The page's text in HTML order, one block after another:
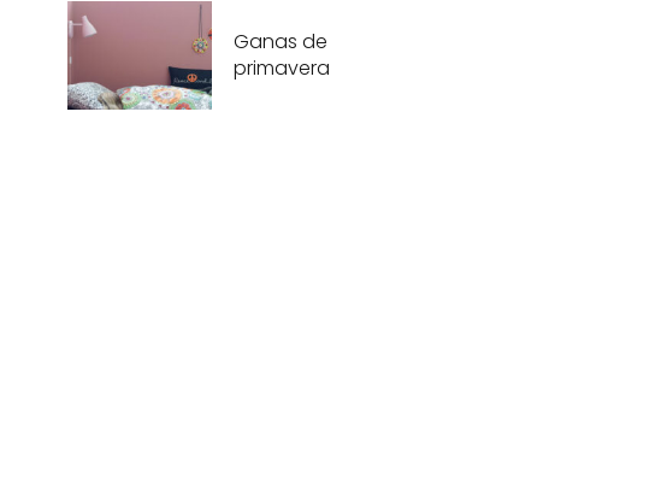
Ganas de
primavera